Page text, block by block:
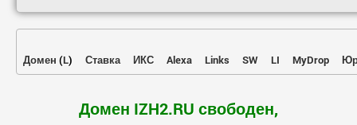
Домен (L) Ставка ИКС Alexa Links SW LI MyDrop
Домен IZH2.RU свободен,